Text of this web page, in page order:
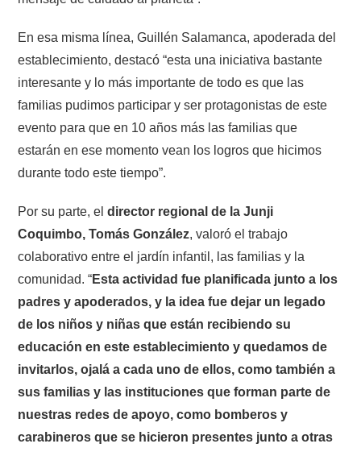
En esa misma línea, Guillén Salamanca, apoderada del
establecimiento, destacó “esta una iniciativa bastante
interesante y lo más importante de todo es que las
familias pudimos participar y ser protagonistas de este
evento para que en 10 años más las familias que
estarán en ese momento vean los logros que hicimos
durante todo este tiempo”.
Por su parte, eldirector regional de la Junji
Coquimbo, Tomás González, valoró el trabajo
colaborativo entre el jardín infantil, las familias y la
comunidad. “Esta actividad fue planificada junto a los
padres y apoderados, y la idea fue dejar un legado
de los niños y niñas que están recibiendo su
educación en este establecimiento y quedamos de
invitarlos, ojalá a cada uno de ellos, como también a
sus familias y las instituciones que forman parte de
nuestras redes de apoyo, como bomberos y
carabineros que se hicieron presentes junto a otras